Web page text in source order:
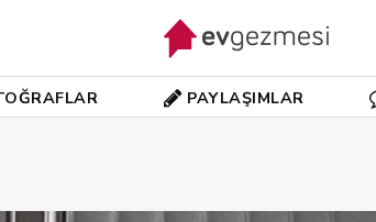
PAYLAŞIMLAR